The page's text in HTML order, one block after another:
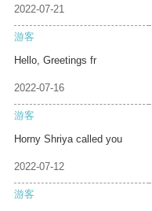
2022-07-21
游客
Hello, Greetings fr
2022-07-16
游客
Horny Shriya called you
2022-07-12
游客